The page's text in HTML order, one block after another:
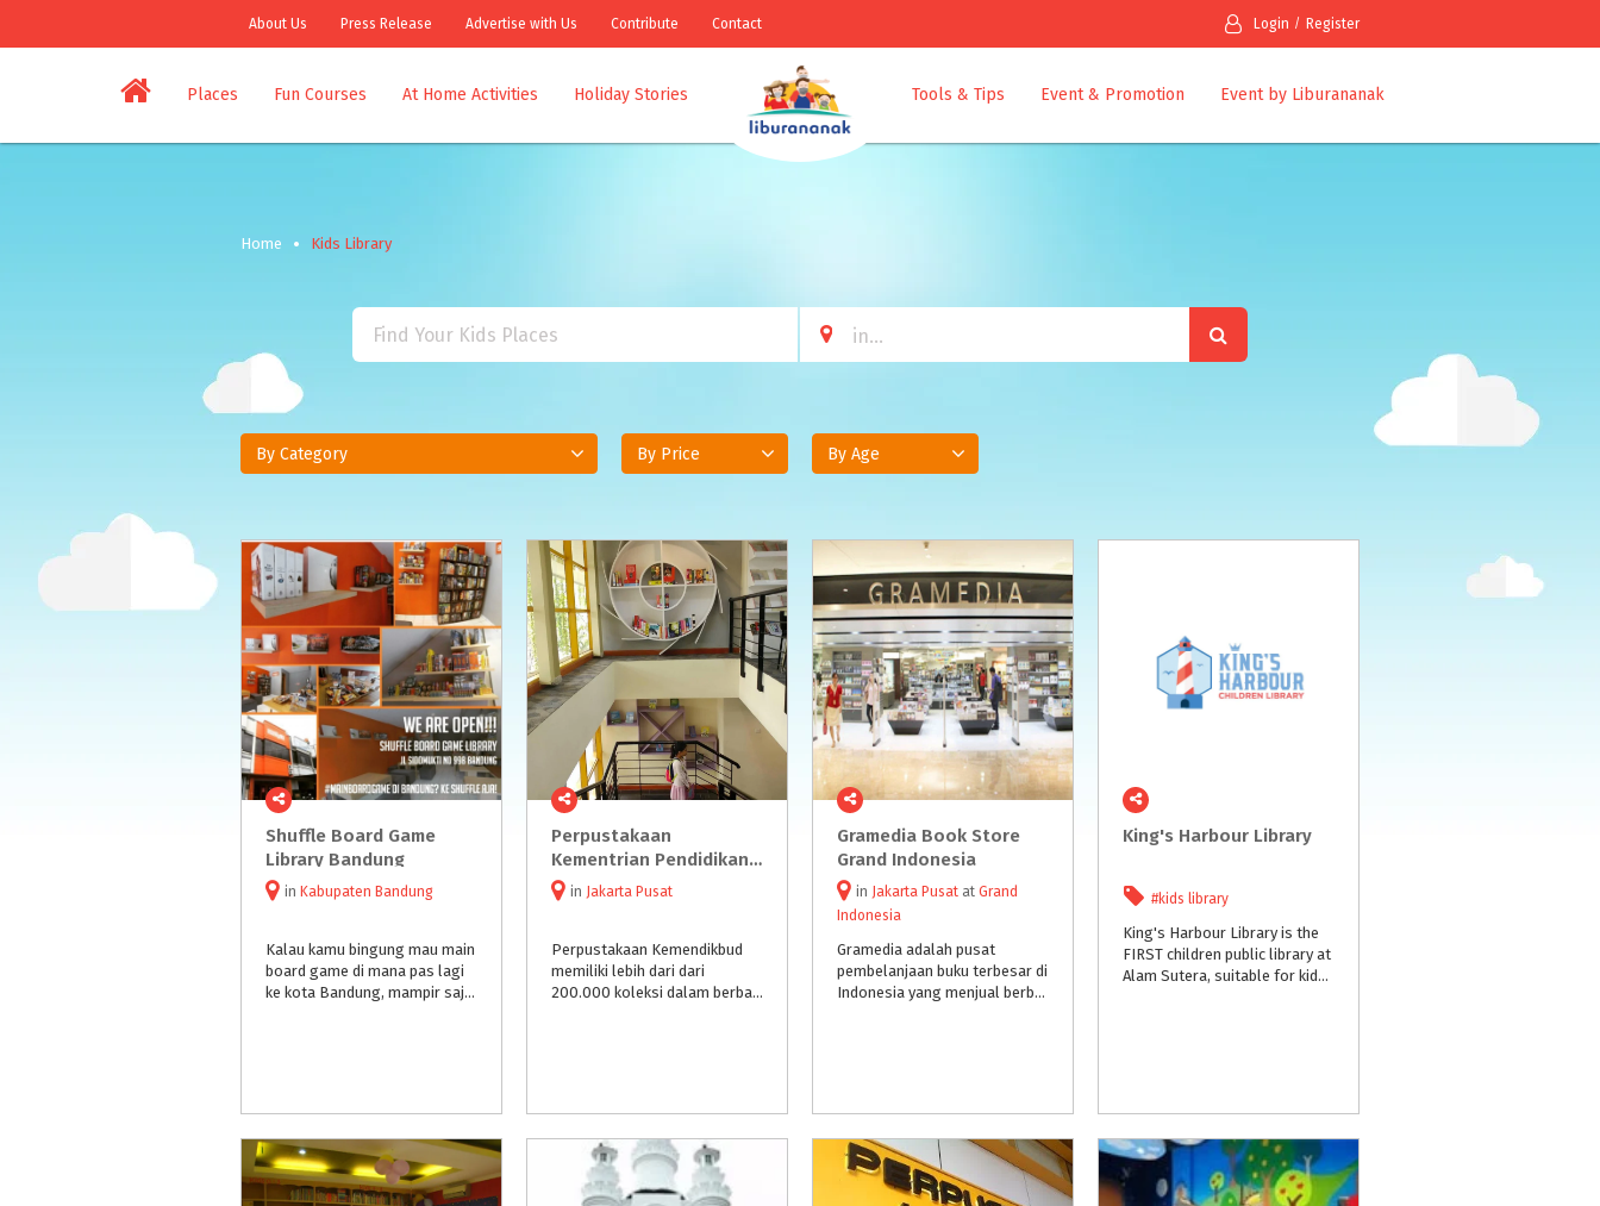
About Us Press Release Advertise with Us Contribute Contact Login Register
Places Fun Courses At Home Activities Holiday Stories Tools & Tips Event & Promotion Event by Liburananak
Home Kids Library
By Category By Price By Age
Shuffle Board Game
Library Bandung
in Kabupaten Bandung
Kalau kamu bingung mau main
board game di mana pas lagi
ke kota Bandung, mampir saja ke Shuffle ID. Tempat yang merupakan pelopor perpustakaan board game pertama di Indonesia ini kini berada lebih dekat dengan jantung kota Bandung.
Perpustakaan
Kementrian Pendidikan dan Kebudayaan RI
in Jakarta Pusat
Perpustakaan Kemendikbud
memiliki lebih dari dari
200.000 koleksi dalam berbagai bentuk (buku, buku digital, audiovisual, majalah, koran, jurnal, jurnal elektronik)
Gramedia Book Store
Grand Indonesia
in Jakarta Pusat at Grand
Indonesia
Gramedia adalah pusat
pembelanjaan buku terbesar di
Indonesia yang menjual berbagai macam genre buku, alat tulis dan pernak-pernik lainnya.
King's Harbour Library
#kids library
King's Harbour Library is the
FIRST children public library at
Alam Sutera, suitable for kids age 0-12 with more than 1000 books and educational toys available. With a thematic 'harbour' decor, we provide a conducive reading environment, making it easier